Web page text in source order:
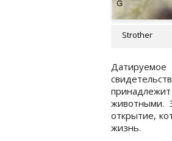
Strother
животными.
открытие,
жизнь.